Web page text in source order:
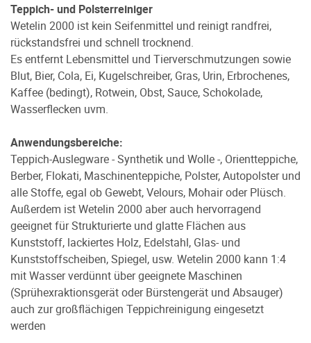
Teppich- und Polsterreiniger
Wetelin 2000 ist kein Seifenmittel und reinigt randfrei,
rückstandsfrei und schnell trocknend.
Es entfernt Lebensmittel und Tierverschmutzungen sowie
Blut, Bier, Cola, Ei, Kugelschreiber, Gras, Urin, Erbrochenes,
Kaffee (bedingt), Rotwein, Obst, Sauce, Schokolade,
Wasserflecken uvm.
Anwendungsbereiche:
Teppich-Auslegware - Synthetik und Wolle -, Orientteppiche,
Berber, Flokati, Maschinenteppiche, Polster, Autopolster und
alle Stoffe, egal ob Gewebt, Velours, Mohair oder Plüsch.
Außerdem ist Wetelin 2000 aber auch hervorragend
geeignet für Strukturierte und glatte Flächen aus
Kunststoff, lackiertes Holz, Edelstahl, Glas- und
Kunststoffscheiben, Spiegel, usw. Wetelin 2000 kann 1:4
mit Wasser verdünnt über geeignete Maschinen
(Sprühexraktionsgerät oder Bürstengerät und Absauger)
auch zur großflächigen Teppichreinigung eingesetzt
werden